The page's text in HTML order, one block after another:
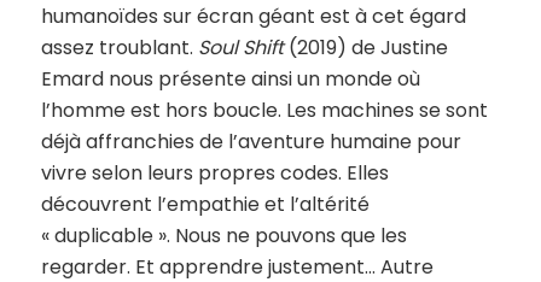
humanoïdes sur écran géant est à cet égard
assez troublant. Soul Shift(2019) de Justine
Emard nous présente ainsi un monde où
l’homme est hors boucle. Les machines se sont
déjà affranchies de l’aventure humaine pour
vivre selon leurs propres codes. Elles
découvrent l’empathie et l’altérité
« duplicable ». Nous ne pouvons que les
regarder. Et apprendre justement… Autre